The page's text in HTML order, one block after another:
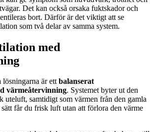
Det kan också orsaka fuktskador och
bort. Därför är det viktigt att se
som två delar av samma system.
med
lösningarna är ettbalanserat
värmeåtervinning. Systemet byter ut den
uteluft, samtidigt som värmen från den gamla
får du frisk luft utan att förlora den värme